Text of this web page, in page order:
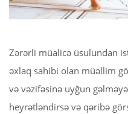
o'zbek
Zərərli müalicə üsulundan
əxlaq sahibi olan müəllim
və vəzifəsinə uyğun
heyrətləndirsə və qəribə